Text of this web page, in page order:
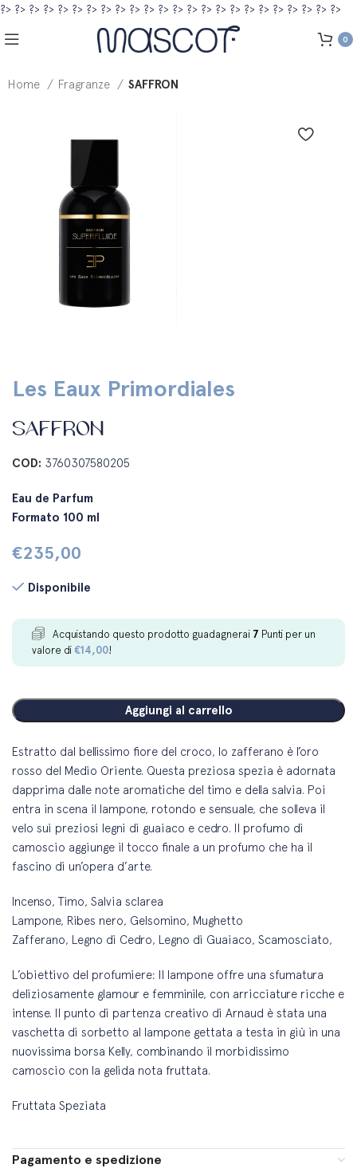
?> ?> ?> ?> ?> ?> ?> ?> ?> ?> ?> ?> ?> ?> ?> ?> ?> ?> ?> ?> ?> ?> ?> ?>
0
Home Fragranze SAFFRON
Les Eaux Primordiales
SAFFRON
COD: 3760307580205
Eau de Parfum
Formato 100 ml
€235,00
Disponibile
Acquistando questo prodotto guadagnerai 7 Punti per un
valore di€14,00!
Aggiungi al carrello
Estratto dal bellissimo fiore del croco, lo zafferano è l’oro
rosso del Medio Oriente. Questa preziosa spezia è adornata
dapprima dalle note aromatiche del timo e della salvia. Poi
entra in scena il lampone, rotondo e sensuale, che solleva il
velo sui preziosi legni di guaiaco e cedro. Il profumo di
camoscio aggiunge il tocco finale a un profumo che ha il
fascino di un’opera d’arte.
Incenso, Timo, Salvia sclarea
Lampone, Ribes nero, Gelsomino, Mughetto
Zafferano, Legno di Cedro, Legno di Guaiaco, Scamosciato,
L’obiettivo del profumiere: Il lampone offre una sfumatura
deliziosamente glamour e femminile, con arricciature ricche e
intense. Il punto di partenza creativo di Arnaud è stata una
vaschetta di sorbetto al lampone gettata a testa in giù in una
nuovissima borsa Kelly, combinando il morbidissimo
camoscio con la gelida nota fruttata.
Fruttata Speziata
Pagamento e spedizione